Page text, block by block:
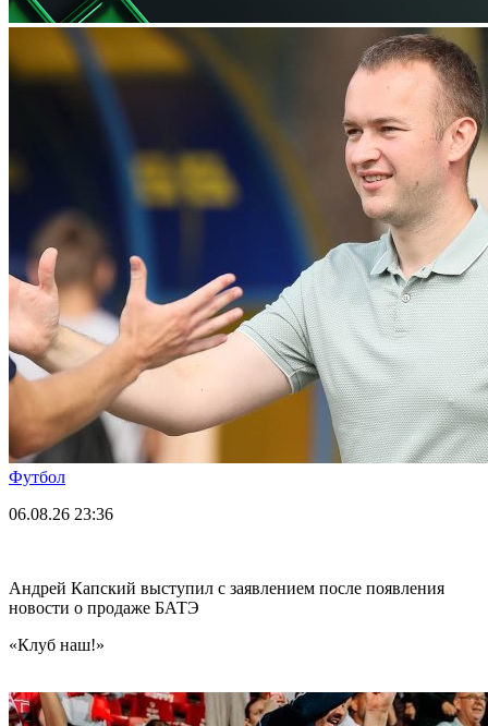
Футбол
06.08.26 23:36
Андрей Капский выступил с заявлением после появления
новости о продаже БАТЭ
«Клуб наш!»